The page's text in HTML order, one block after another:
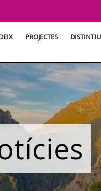
PROJECTES DISTINTIU